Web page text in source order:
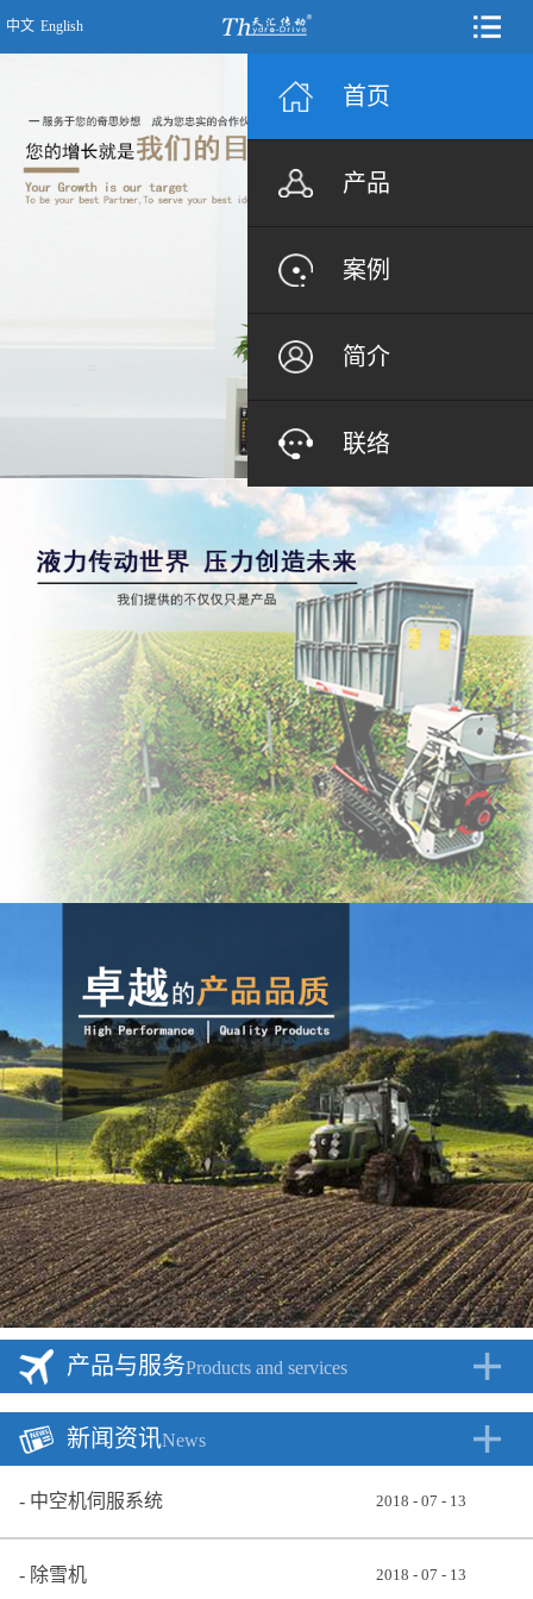
中文 English
首页
产品
案例
简介
联络
产品与服务Products and services
新闻资讯News
中空机伺服系统 2018 - 07 - 13
除雪机 2018 - 07 - 13